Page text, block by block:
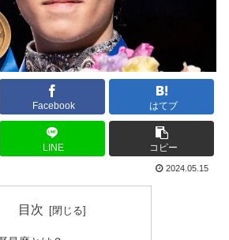
Facebook はてブ
LINE コピー
2024.05.15
目次